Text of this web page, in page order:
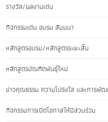
รางวัล/ผลงานเด่น
กิจกรรมเด่น อบรม สัมมนา
หลักสูตรอบรม/หลักสูตรระยะสั้น
หลักสูตรบัณฑิตพันธุ์ใหม่
ข่าวคุณธรรม ความโปร่งใส และการพั
กิจกรรมการเปิดโอกาสให้มีส่วนร่วม